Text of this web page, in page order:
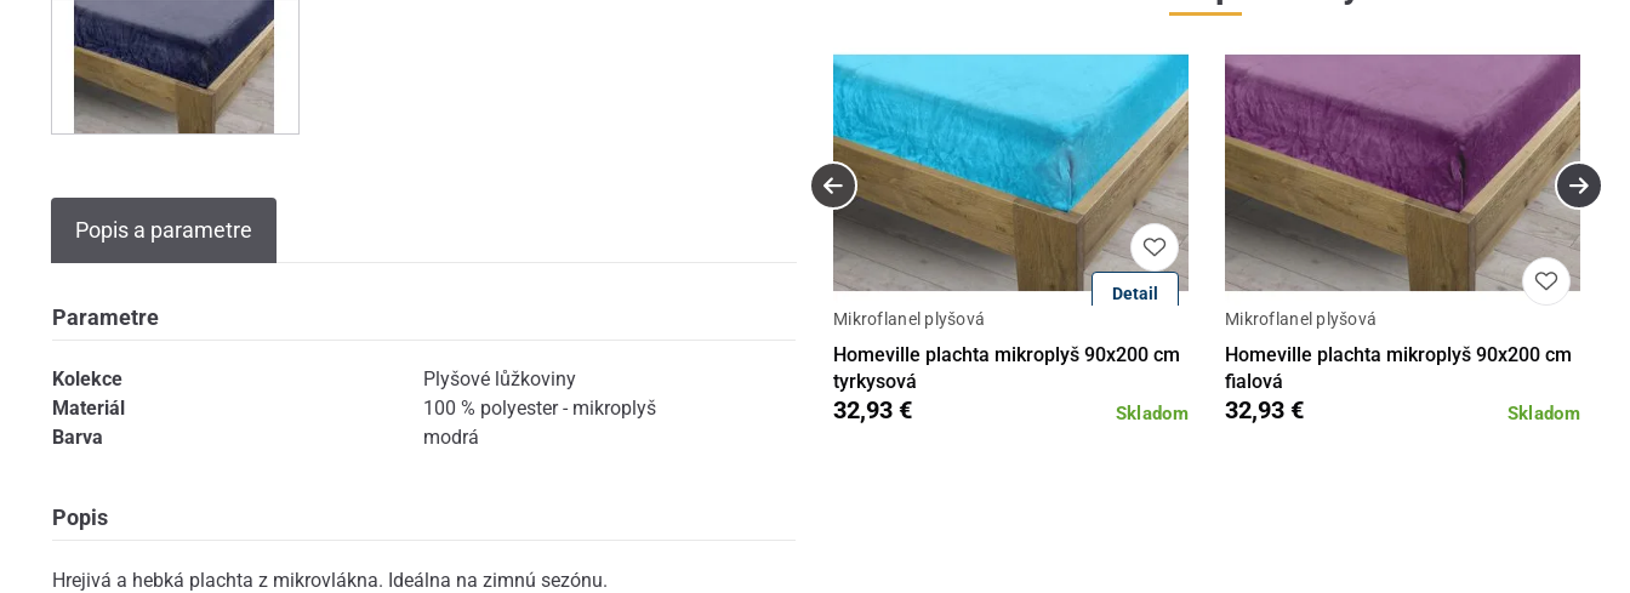
Popis a parametre
Parametre
Kolekce
Plyšové lůžkoviny
Materiál
100 % polyester - mikroplyš
Barva
modrá
Popis
Hrejivá a hebká plachta z mikrovlákna. Ideálna na zimnú sezónu.
Detail
Mikroflanel plyšová
Homeville plachta mikroplyš 90x200 cm
tyrkysová
Skladom
32,93 €
Mikroflanel plyšová
Homeville plachta mikroplyš 90x200 cm
fialová
Skladom
32,93 €